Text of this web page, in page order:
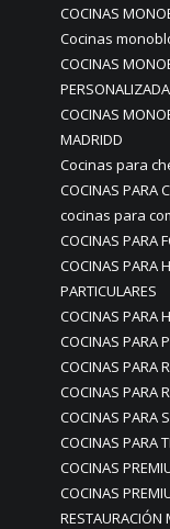
COCINAS
Cocinas
COCINAS
COCINAS
MADRIDD
Cocinas para
COCINAS PARA
cocinas para
COCINAS PARA
COCINAS PARA
PARTICULARES
COCINAS PARA
COCINAS PARA
COCINAS PARA
COCINAS PARA
COCINAS PARA
COCINAS PARA
COCINAS
COCINAS
RESTAURACIÓN